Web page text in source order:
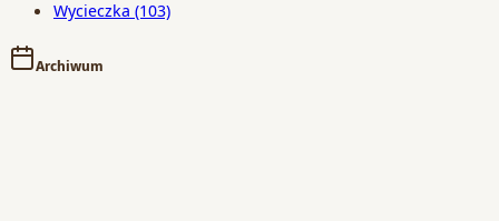
Wycieczka (103)
Archiwum